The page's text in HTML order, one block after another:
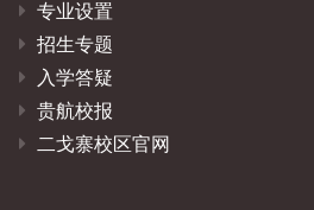
专业设置
招生专题
入学答疑
贵航校报
二戈寨校区官网